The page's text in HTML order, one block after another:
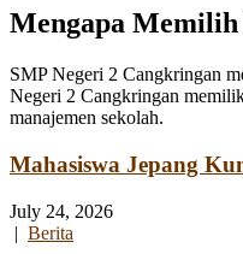
Mengapa
SMP Negeri 2 Cangkringan
Negeri 2 Cangkringan
manajemen sekolah.
Mahasiswa Jepang
July 24, 2026
| Berita